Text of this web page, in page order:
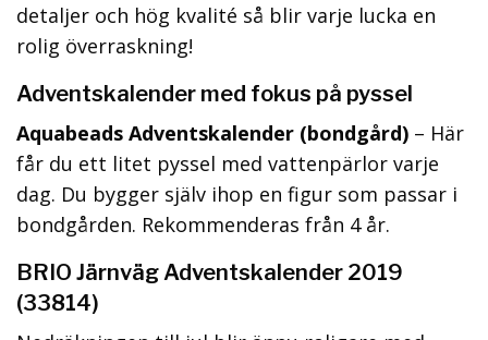
detaljer och hög kvalité så blir varje lucka en
rolig överraskning!
Adventskalender med fokus på pyssel
Aquabeads Adventskalender (bondgård) – Här
får du ett litet pyssel med vattenpärlor varje
dag. Du bygger själv ihop en figur som passar i
bondgården. Rekommenderas från 4 år.
BRIO Järnväg Adventskalender 2019
(33814)